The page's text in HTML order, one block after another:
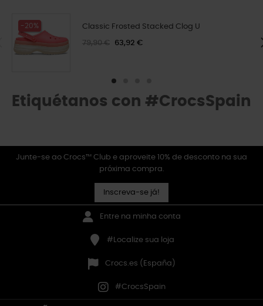
-20% Classic Frosted Stacked Clog U
79,90 € 63,92 €
Etiquétanos con #CrocsSpain
Junte-se ao Crocs™ Club e aproveite 10% de desconto na sua
próxima compra.
Inscreva-se já!
Entre na minha conta
#Localize sua loja
Crocs.es (España)
#CrocsSpain